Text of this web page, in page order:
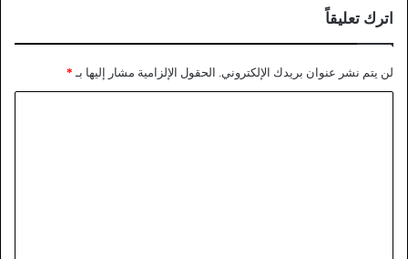
اترك تعليقاً
لن يتم نشر عنوان بريدك الإلكتروني. الحقول الإلزامية مشار إليها بـ *